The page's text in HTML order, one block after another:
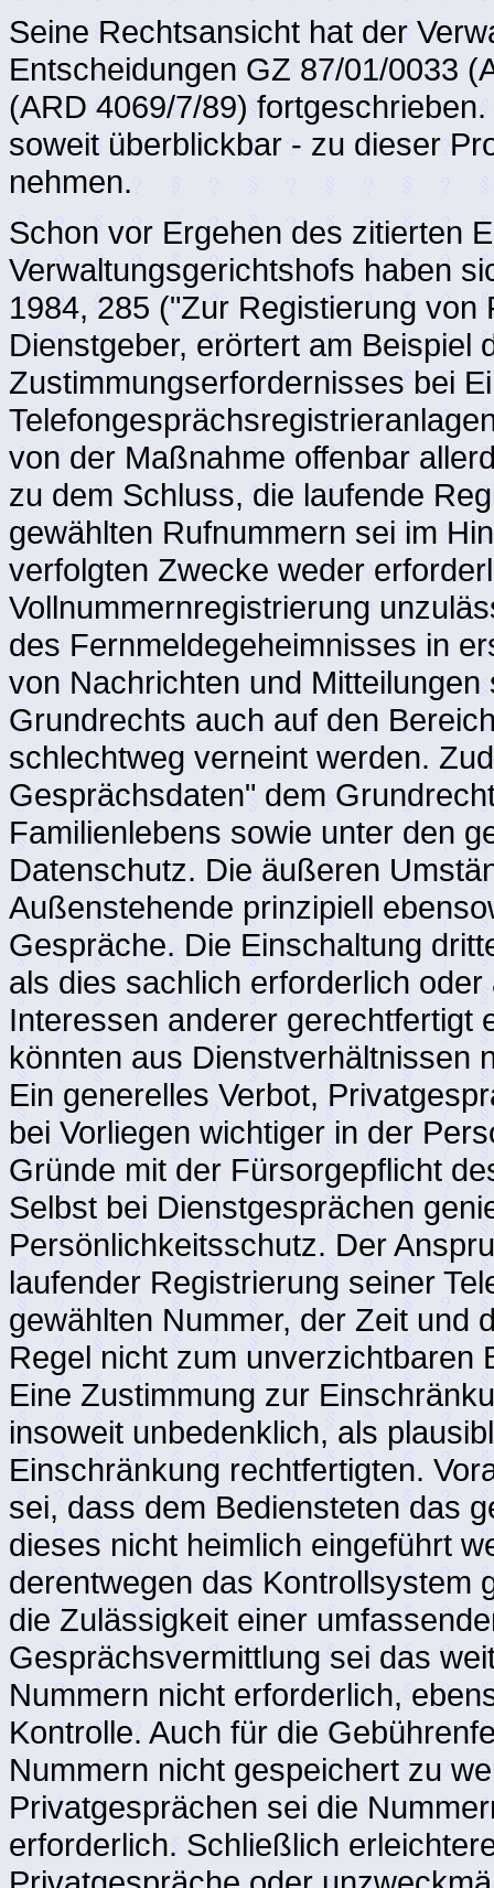
Seine Rechtsansicht hat der
Entscheidungen GZ 87/01/0033
(ARD 4069/7/89)
soweit überblickbar - zu dieser
nehmen.
Schon vor Ergehen des zitierten
Verwaltungsgerichtshofs haben
1984, 285 ("Zur Registierung
Dienstgeber, erörtert am Beispiel
Zustimmungserfordernisses bei
von der Maßnahme offenbar
zu dem Schluss, die laufende
gewählten Rufnummern sei im
verfolgten Zwecke weder
Vollnummernregistrierung
des Fernmeldegeheimnisses in
von Nachrichten und
Grundrechts auch auf den
schlechtweg verneint werden.
Gesprächsdaten" dem
Familienlebens sowie unter den
Datenschutz. Die äußeren
Außenstehende prinzipiell
Gespräche. Die Einschaltung
als dies sachlich erforderlich
Interessen anderer gerechtfertigt
könnten aus Dienstverhältnissen
Ein generelles Verbot,
bei Vorliegen wichtiger in der
Gründe mit der Fürsorgepflicht
Selbst bei Dienstgesprächen
Persönlichkeitsschutz. Der
laufender Registrierung seiner
gewählten Nummer, der Zeit und
Regel nicht zum unverzichtbaren
Eine Zustimmung zur
insoweit unbedenklich, als
Einschränkung rechtfertigten.
sei, dass dem Bediensteten das
dieses nicht heimlich eingeführt
derentwegen das Kontrollsystem
die Zulässigkeit einer
Gesprächsvermittlung sei das
Nummern nicht erforderlich,
Kontrolle. Auch für die
Nummern nicht gespeichert zu
Privatgesprächen sei die
erforderlich. Schließlich